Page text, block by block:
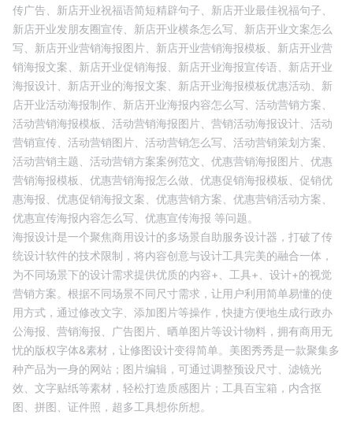
传广告、 新店开业祝福语简短精辟句子、 新店开业最佳祝福句子、
新店开业发朋友圈宣传、 新店开业横条怎么写、 新店开业文案怎么
写、 新店开业营销海报图片、 新店开业营销海报模板、 新店开业营
销海报文案、 新店开业促销海报、 新店开业海报宣传语、 新店开业
海报设计、 新店开业的海报文案、 新店开业海报模板优惠活动、 新
店开业活动海报制作、 新店开业海报内容怎么写、 活动营销方案、
活动营销海报模板、 活动营销海报图片、 营销活动海报设计、 活动
营销宣传、 活动营销图片、 活动营销怎么写、 活动营销策划方案、
活动营销主题、 活动营销方案案例范文、 优惠营销海报图片、 优惠
营销海报模板、 优惠营销海报怎么做、 优惠促销海报模板、 促销优
惠海报、 优惠促销海报文案、 优惠营销方案、 优惠营销活动方案、
优惠宣传海报内容怎么写、 优惠宣传海报 等问题。
海报设计是一个聚焦商用设计的多场景自助服务设计器，打破了传
统设计软件的技术限制，将内容创意与设计工具完美的融合一体，
为不同场景下的设计需求提供优质的内容+、工具+、设计+的视觉
营销方案。根据不同场景不同尺寸需求，让用户利用简单易懂的使
用方式，通过修改文字、添加图片等操作，快捷方便地生成行政办
公海报、营销海报、广告图片、晒单图片等设计物料，拥有商用无
忧的版权字体&素材，让修图设计变得简单。美图秀秀是一款聚集多
种产品为一身的网站；图片编辑，可通过调整预设尺寸、滤镜光
效、文字贴纸等素材，轻松打造质感图片；工具百宝箱，内含抠
图、拼图、证件照，超多工具想你所想。